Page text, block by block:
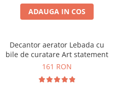
ADAUGA IN COS
Decantor aerator Lebada cu
bile de curatare Art statement
161 RON